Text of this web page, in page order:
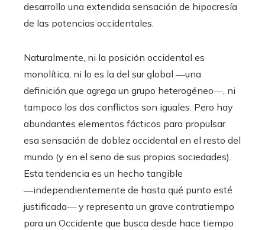
desarrollo una extendida sensación de hipocresía
de las potencias occidentales.
Naturalmente, ni la posición occidental es
monolítica, ni lo es la del sur global ―una
definición que agrega un grupo heterogéneo―, ni
tampoco los dos conflictos son iguales. Pero hay
abundantes elementos fácticos para propulsar
esa sensación de doblez occidental en el resto del
mundo (y en el seno de sus propias sociedades).
Esta tendencia es un hecho tangible
―independientemente de hasta qué punto esté
justificada― y representa un grave contratiempo
para un Occidente que busca desde hace tiempo